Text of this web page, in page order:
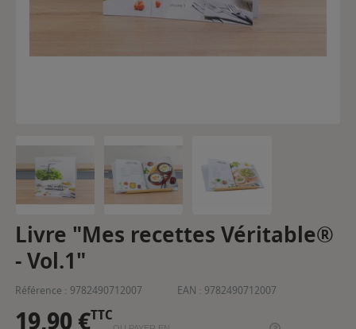
Livre "Mes recettes Véritable®
- Vol.1"
Référence : 9782490712007 EAN : 9782490712007
TTC